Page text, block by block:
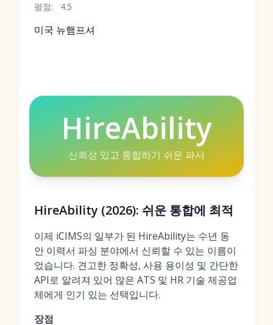
평점: 4.5
미국 뉴햄프셔
HireAbility
신뢰성 있고 통합하기 쉬운 파서
HireAbility (2026): 쉬운 통합에 최적
이제 iCIMS의 일부가 된 HireAbility는 수년 동
안 이력서 파싱 분야에서 신뢰할 수 있는 이름이
었습니다. 견고한 정확성, 사용 용이성 및 간단한
API로 알려져 있어 많은 ATS 및 HR 기술 제공업
체에게 인기 있는 선택입니다.
장점